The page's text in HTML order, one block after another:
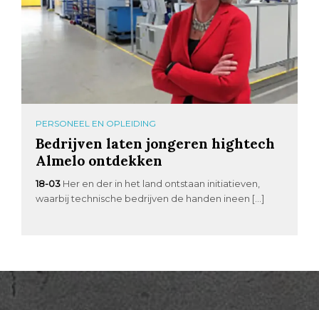
PERSONEEL EN OPLEIDING
Bedrijven laten jongeren hightech
Almelo ontdekken
18-03 Her en der in het land ontstaan initiatieven,
waarbij technische bedrijven de handen ineen […]